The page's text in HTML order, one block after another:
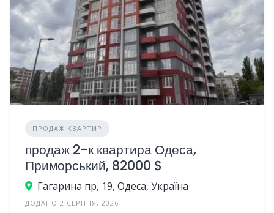
ПРОДАЖ КВАРТИР
продаж 2-к квартира Одеса,
Приморський, 82000 $
Гагарина пр, 19, Одеса, Україна
ДОДАНО 2 СЕРПНЯ, 2026